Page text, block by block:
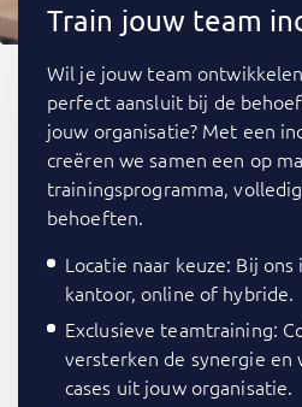
Train jouw team
Wil je jouw team
perfect aansluit bij de
jouw organisatie? Met een
creëren we samen een op
trainingsprogramma,
behoeften.
Locatie naar keuze: Bij
kantoor, online of hybride.
Exclusieve teamtraining:
versterken de synergie en
cases uit jouw organisatie.